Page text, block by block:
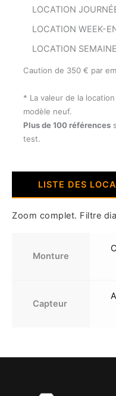
LOCATION
LOCATION WEEK-
LOCATION
Caution de 350 € par
* La valeur de la
modèle neuf.
Plus de 100 références
test.
LISTE DES
Zoom complet. Filtre
Monture
Capteur